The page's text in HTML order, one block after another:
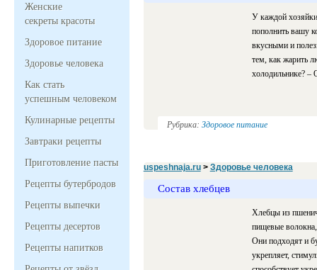
Женские
секреты красоты
Здоровое питание
Здоровье человека
Как стать
успешным человеком
Кулинарные рецепты
Завтраки рецепты
Приготовление пасты
Рецепты бутербродов
Рецепты выпечки
Рецепты десертов
Рецепты напитков
У каждой
пополнить вашу
вкусными и
тем, как жарить
холодильнике? –
Рубрика: Здоровое питание
uspeshnaja.ru> Здоровье человека
Состав хлебцев
Хлебцы из
пищевые
Они подходят и
укрепляет,